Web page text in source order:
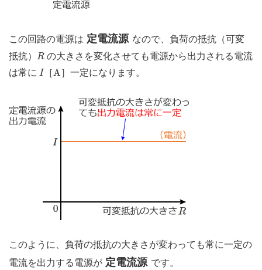
この回路の電源は 定電流源 なので、負荷の抵抗（可変
抵抗） R
R の大きさを変化させても電源から出力される電流
は常に I
I［A
A ］一定になります。
このように、負荷の抵抗の大きさが変わっても常に一定の
電流を出力する電源が 定電流源 です。